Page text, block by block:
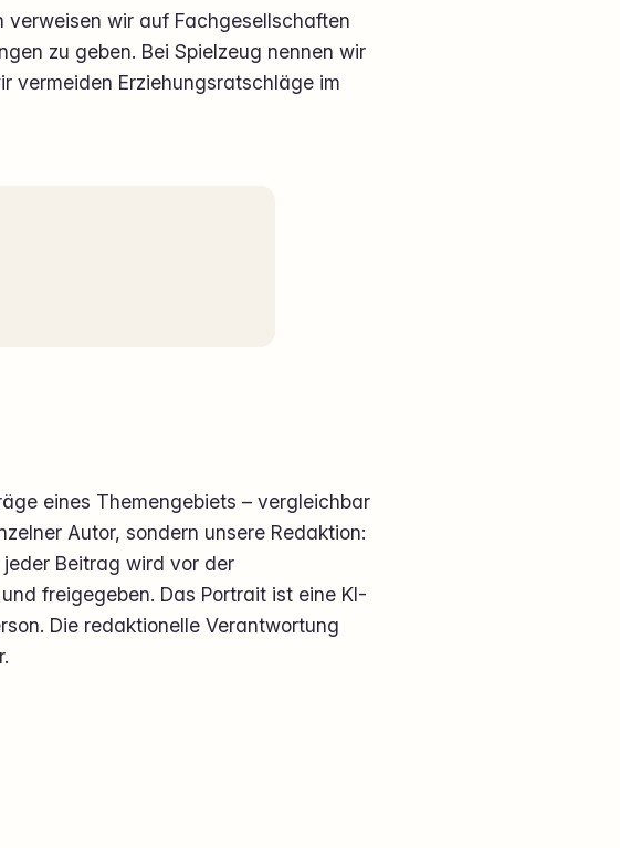
wir auf Fachgesellschaften
zu geben. Bei Spielzeug nennen wir
vermeiden Erziehungsratschläge im
eines Themengebiets – vergleichbar
Autor, sondern unsere Redaktion:
Beitrag wird vor der
freigegeben. Das Portrait ist eine KI-
Die redaktionelle Verantwortung